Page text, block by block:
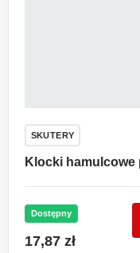
SKUTERY
Klocki
Dostępny
17,87 zł